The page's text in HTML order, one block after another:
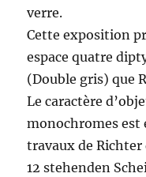
verre.
Cette exposition
espace quatre
(Double gris) que
Le caractère
monochromes est
travaux de
12 stehenden